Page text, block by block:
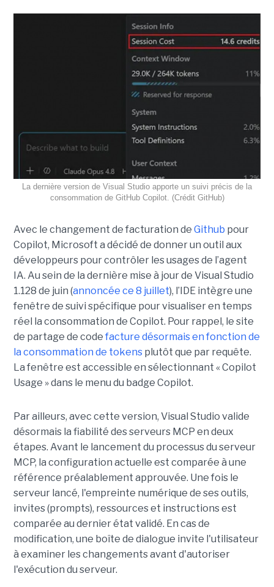
La dernière version de Visual Studio apporte un suivi précis de la
consommation de GitHub Copilot. (Crédit GitHub)
Avec le changement de facturation de Github pour
Copilot, Microsoft a décidé de donner un outil aux
développeurs pour contrôler les usages de l’agent
IA. Au sein de la dernière mise à jour de Visual Studio
1.128 de juin (annoncée ce 8 juillet), l’IDE intègre une
fenêtre de suivi spécifique pour visualiser en temps
réel la consommation de Copilot. Pour rappel, le site
de partage de code facture désormais en fonction de
la consommation de tokens plutôt que par requête.
La fenêtre est accessible en sélectionnant « Copilot
Usage » dans le menu du badge Copilot.
Par ailleurs, avec cette version, Visual Studio valide
désormais la fiabilité des serveurs MCP en deux
étapes. Avant le lancement du processus du serveur
MCP, la configuration actuelle est comparée à une
référence préalablement approuvée. Une fois le
serveur lancé, l'empreinte numérique de ses outils,
invites (prompts), ressources et instructions est
comparée au dernier état validé. En cas de
modification, une boîte de dialogue invite l'utilisateur
à examiner les changements avant d'autoriser
l'exécution du serveur.